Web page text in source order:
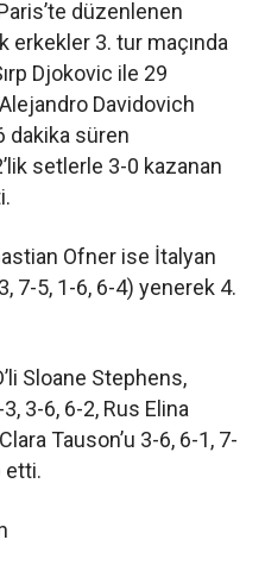
düzenlenen
erkekler 3. tur maçında
Djokovic ile 29
Davidovich
dakika süren
setlerle 3-0 kazanan
Ofner ise İtalyan
7-5, 1-6, 6-4) yenerek 4.
Sloane Stephens,
3-6, 6-2, Rus Elina
Tauson’u 3-6, 6-1, 7-
etti.